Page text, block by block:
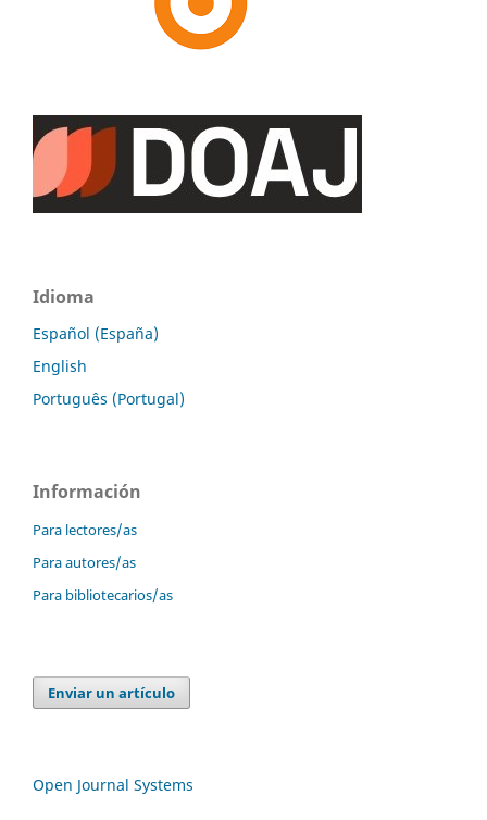
Idioma
Español (España)
English
Português (Portugal)
Información
Para lectores/as
Para autores/as
Para bibliotecarios/as
Enviar un artículo
Open Journal Systems